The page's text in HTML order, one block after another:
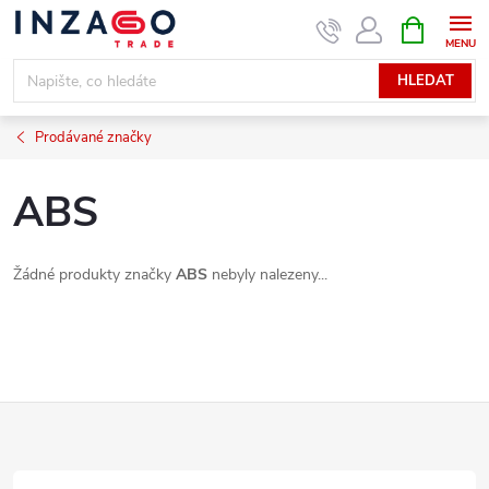
Přejít
obsah
HLEDAT
NÁKUPNÍ
KOŠÍK
Prodávané značky
ABS
Žádné produkty značky ABS nebyly nalezeny...